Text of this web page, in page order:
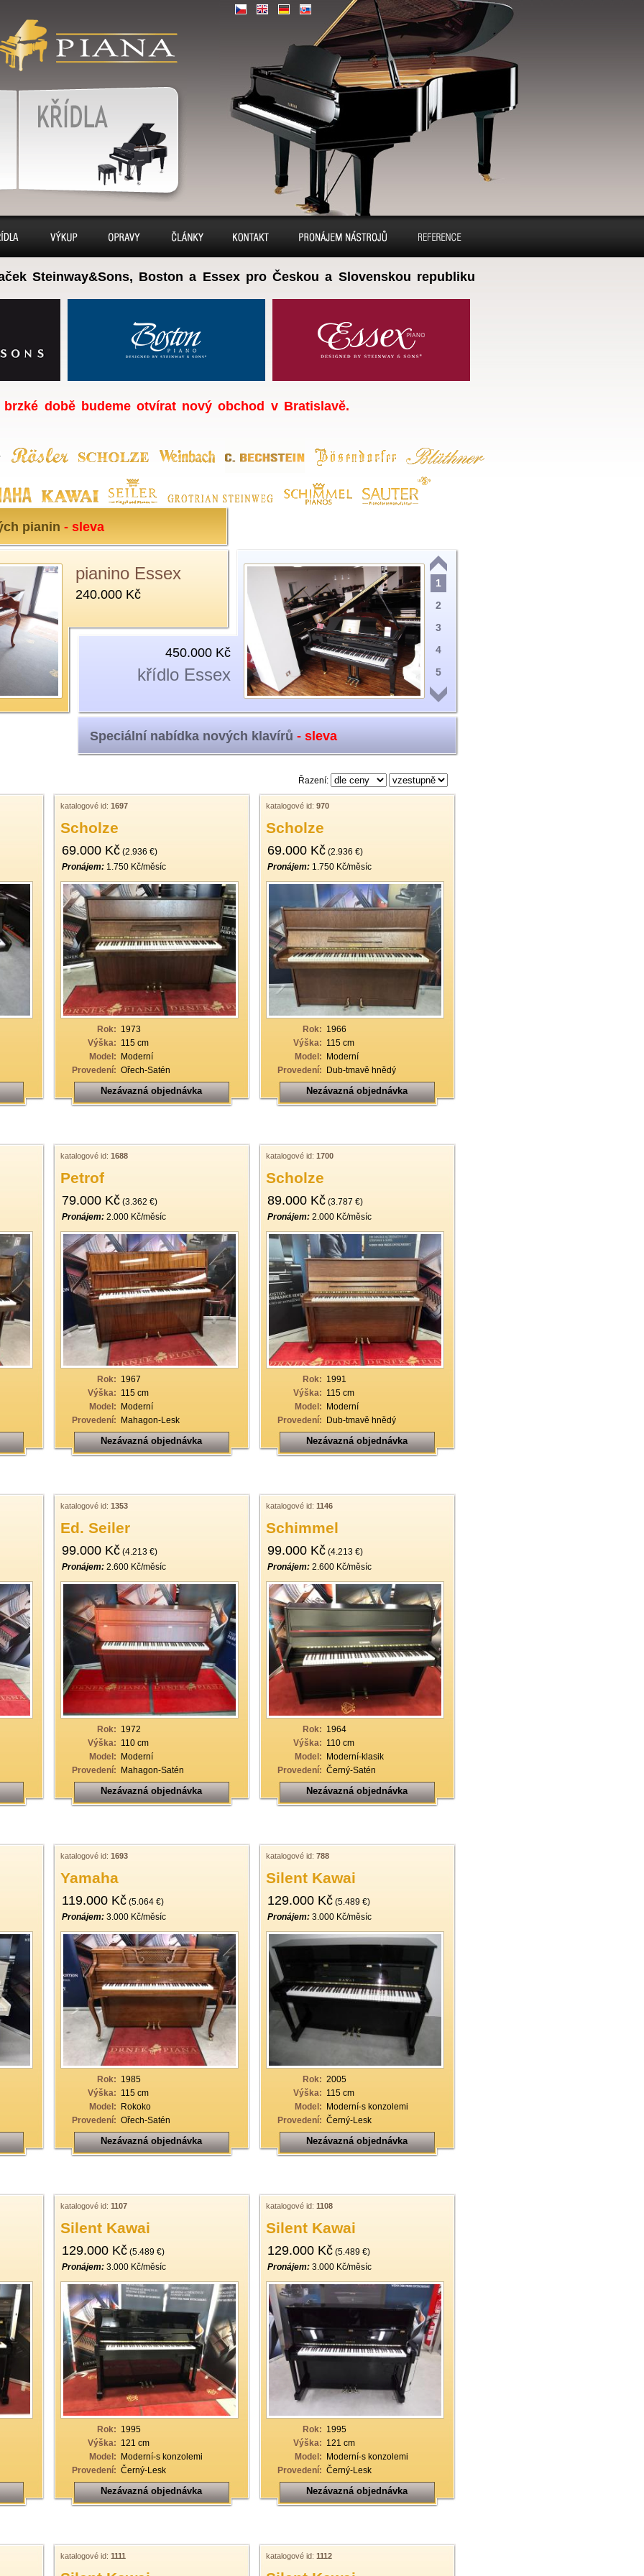
piána,
– piano prodej,
servis
Steinway&Sons, Boston a Essex pro Českou a Slovenskou republiku
brzké době budeme otvírat nový obchod v Bratislavě.
CZ
| EN
| DE
| SK
pianin - sleva
pianino Essex
240.000 Kč
pianino Essex
240.000 Kč
450.000 Kč
křídlo Essex
1
2
3
4
5
6
7
10
15
16
18
19
Speciální nabídka nových klavírů - sleva
Řazení:
katalogové id: 1697
Scholze
69.000 Kč(2.936 €)
Pronájem:1.750 Kč/měsíc
Rok: 1973
Výška: 115 cm
Model: Moderní
Provedení: Ořech-Satén
Nezávazná objednávka
katalogové id: 970
Scholze
69.000 Kč(2.936 €)
Pronájem:1.750 Kč/měsíc
Rok: 1966
Výška: 115 cm
Model: Moderní
Provedení: Dub-tmavě hnědý
Nezávazná objednávka
katalogové id: 1688
Petrof
79.000 Kč(3.362 €)
Pronájem:2.000 Kč/měsíc
Rok: 1967
Výška: 115 cm
Model: Moderní
Provedení: Mahagon-Lesk
Nezávazná objednávka
katalogové id: 1700
Scholze
89.000 Kč(3.787 €)
Pronájem:2.000 Kč/měsíc
Rok: 1991
Výška: 115 cm
Model: Moderní
Provedení: Dub-tmavě hnědý
Nezávazná objednávka
katalogové id: 1353
Ed. Seiler
99.000 Kč(4.213 €)
Pronájem:2.600 Kč/měsíc
Rok: 1972
Výška: 110 cm
Model: Moderní
Provedení: Mahagon-Satén
Nezávazná objednávka
katalogové id: 1146
Schimmel
99.000 Kč(4.213 €)
Pronájem:2.600 Kč/měsíc
Rok: 1964
Výška: 110 cm
Model: Moderní-klasik
Provedení: Černý-Satén
Nezávazná objednávka
katalogové id: 1693
Yamaha
119.000 Kč(5.064 €)
Pronájem:3.000 Kč/měsíc
Rok: 1985
Výška: 115 cm
Model: Rokoko
Provedení: Ořech-Satén
Nezávazná objednávka
katalogové id: 788
Silent Kawai
129.000 Kč(5.489 €)
Pronájem:3.000 Kč/měsíc
Rok: 2005
Výška: 115 cm
Model: Moderní-s konzolemi
Provedení: Černý-Lesk
Nezávazná objednávka
katalogové id: 1107
Silent Kawai
129.000 Kč(5.489 €)
Pronájem:3.000 Kč/měsíc
Rok: 1995
Výška: 121 cm
Model: Moderní-s konzolemi
Provedení: Černý-Lesk
Nezávazná objednávka
katalogové id: 1108
Silent Kawai
129.000 Kč(5.489 €)
Pronájem:3.000 Kč/měsíc
Rok: 1995
Výška: 121 cm
Model: Moderní-s konzolemi
Provedení: Černý-Lesk
Nezávazná objednávka
katalogové id: 1111 katalogové id: 1112
Výkup Opravy Sídlo Kontakt Pronájem pianin a
klavírů
Reference